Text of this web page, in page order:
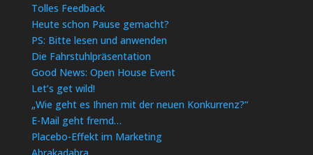
Tolles Feedback
Heute schon Pause gemacht?
PS: Bitte lesen und anwenden
Die Fahrstuhlpräsentation
Good News: Open House Event
Let’s get wild!
„Wie geht es Ihnen mit der neuen Konkurrenz?“
E-Mail geht fremd…
Placebo-Effekt im Marketing